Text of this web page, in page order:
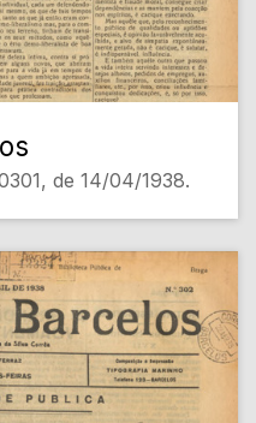
de 14/04/1938.